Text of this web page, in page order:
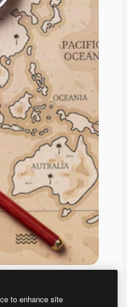
to enhance site